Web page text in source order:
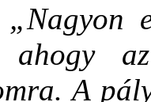
„Nagyon
ahogy
A